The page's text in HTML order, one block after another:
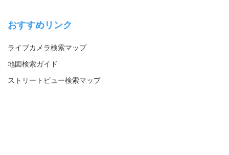
おすすめリンク
ライブカメラ検索マップ
地図検索ガイド
ストリートビュー検索マップ